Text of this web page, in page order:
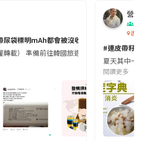
尿袋標明mAh都會被沒收😱出發前切記檢查
轉載） 準備前往韓國旅遊的民眾，近期要
營養
香港
#連皮帶籽
夏天其中一
閱讀更多